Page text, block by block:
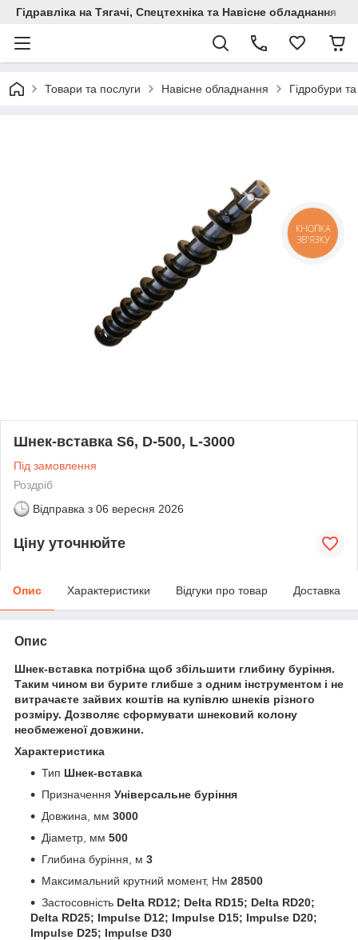
Гідравліка на Тягачі, Спецтехніка та Навісне обладнання
Товари та послуги Навісне обладнання Гідробури та
Шнек-вставка S6, D-500, L-3000
Під замовлення
Роздріб
Відправка з 06 вересня 2026
Ціну уточнюйте
Опис Характеристики Відгуки про товар Доставка
Опис
Шнек-вставка потрібна щоб збільшити глибину буріння.
Таким чином ви бурите глибше з одним інструментом і не
витрачаєте зайвих коштів на купівлю шнеків різного
розміру. Дозволяє сформувати шнековий колону
необмеженої довжини.
Характеристика
Тип Шнек-вставка
Призначення Універсальне буріння
Довжина, мм 3000
Діаметр, мм 500
Глибина буріння, м 3
Максимальний крутний момент, Нм 28500
Застосовність Delta RD12; Delta RD15; Delta RD20;
Delta RD25; Impulse D12; Impulse D15; Impulse D20;
Impulse D25; Impulse D30
КНОПКА
ЗВ'ЯЗКУ